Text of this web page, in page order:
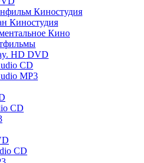
Киностудия
Киностудия
Кино
HD DVD
CD
MP3
CD
CD